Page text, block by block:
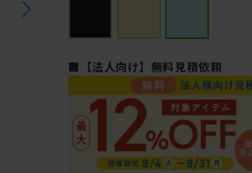
■【法人向け】無料見積依頼